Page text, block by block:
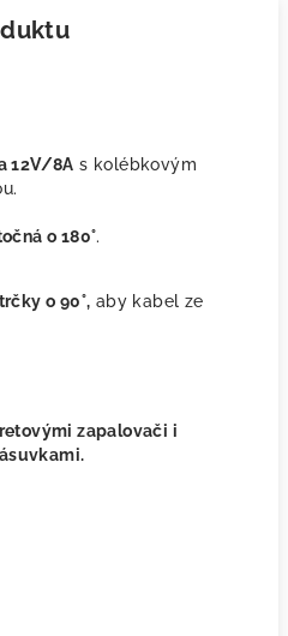
12V/8A s kolébkovým
o 180°.
o 90°, aby kabel ze
zapalovači i